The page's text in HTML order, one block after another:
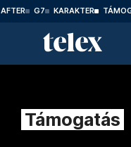
AFTER G7 KARAKTER
Támogatás